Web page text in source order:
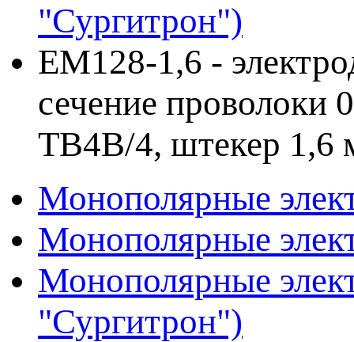
"Сургитрон")
EM128-1,6 -
сечение проволоки
ТВ4В/4, штекер 1,6
Монополярные
Монополярные
Монополярные
"Сургитрон")